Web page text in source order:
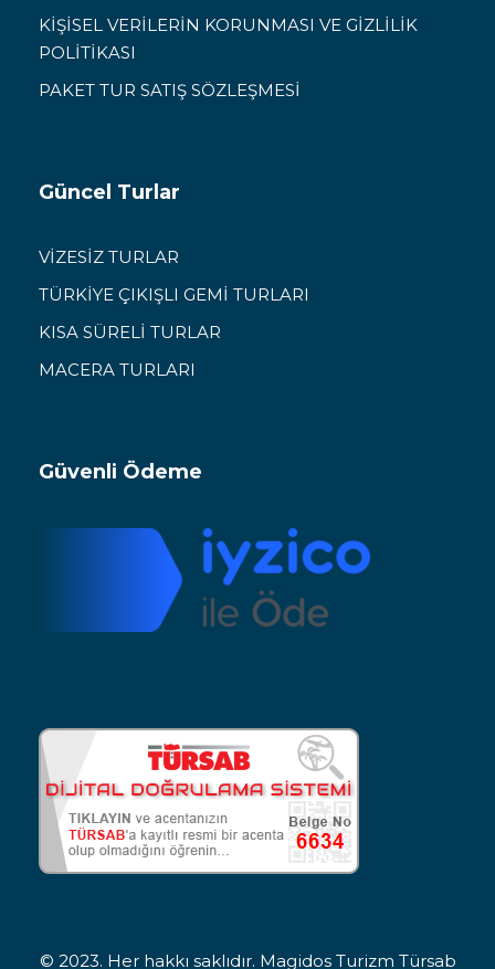
KİŞİSEL VERİLERİN KORUNMASI VE GİZLİLİK
POLİTİKASI
PAKET TUR SATIŞ SÖZLEŞMESİ
Güncel Turlar
VİZESİZ TURLAR
TÜRKİYE ÇIKIŞLI GEMİ TURLARI
KISA SÜRELİ TURLAR
MACERA TURLARI
Güvenli Ödeme
© 2023. Her hakkı saklıdır. Magidos Turizm Türsab